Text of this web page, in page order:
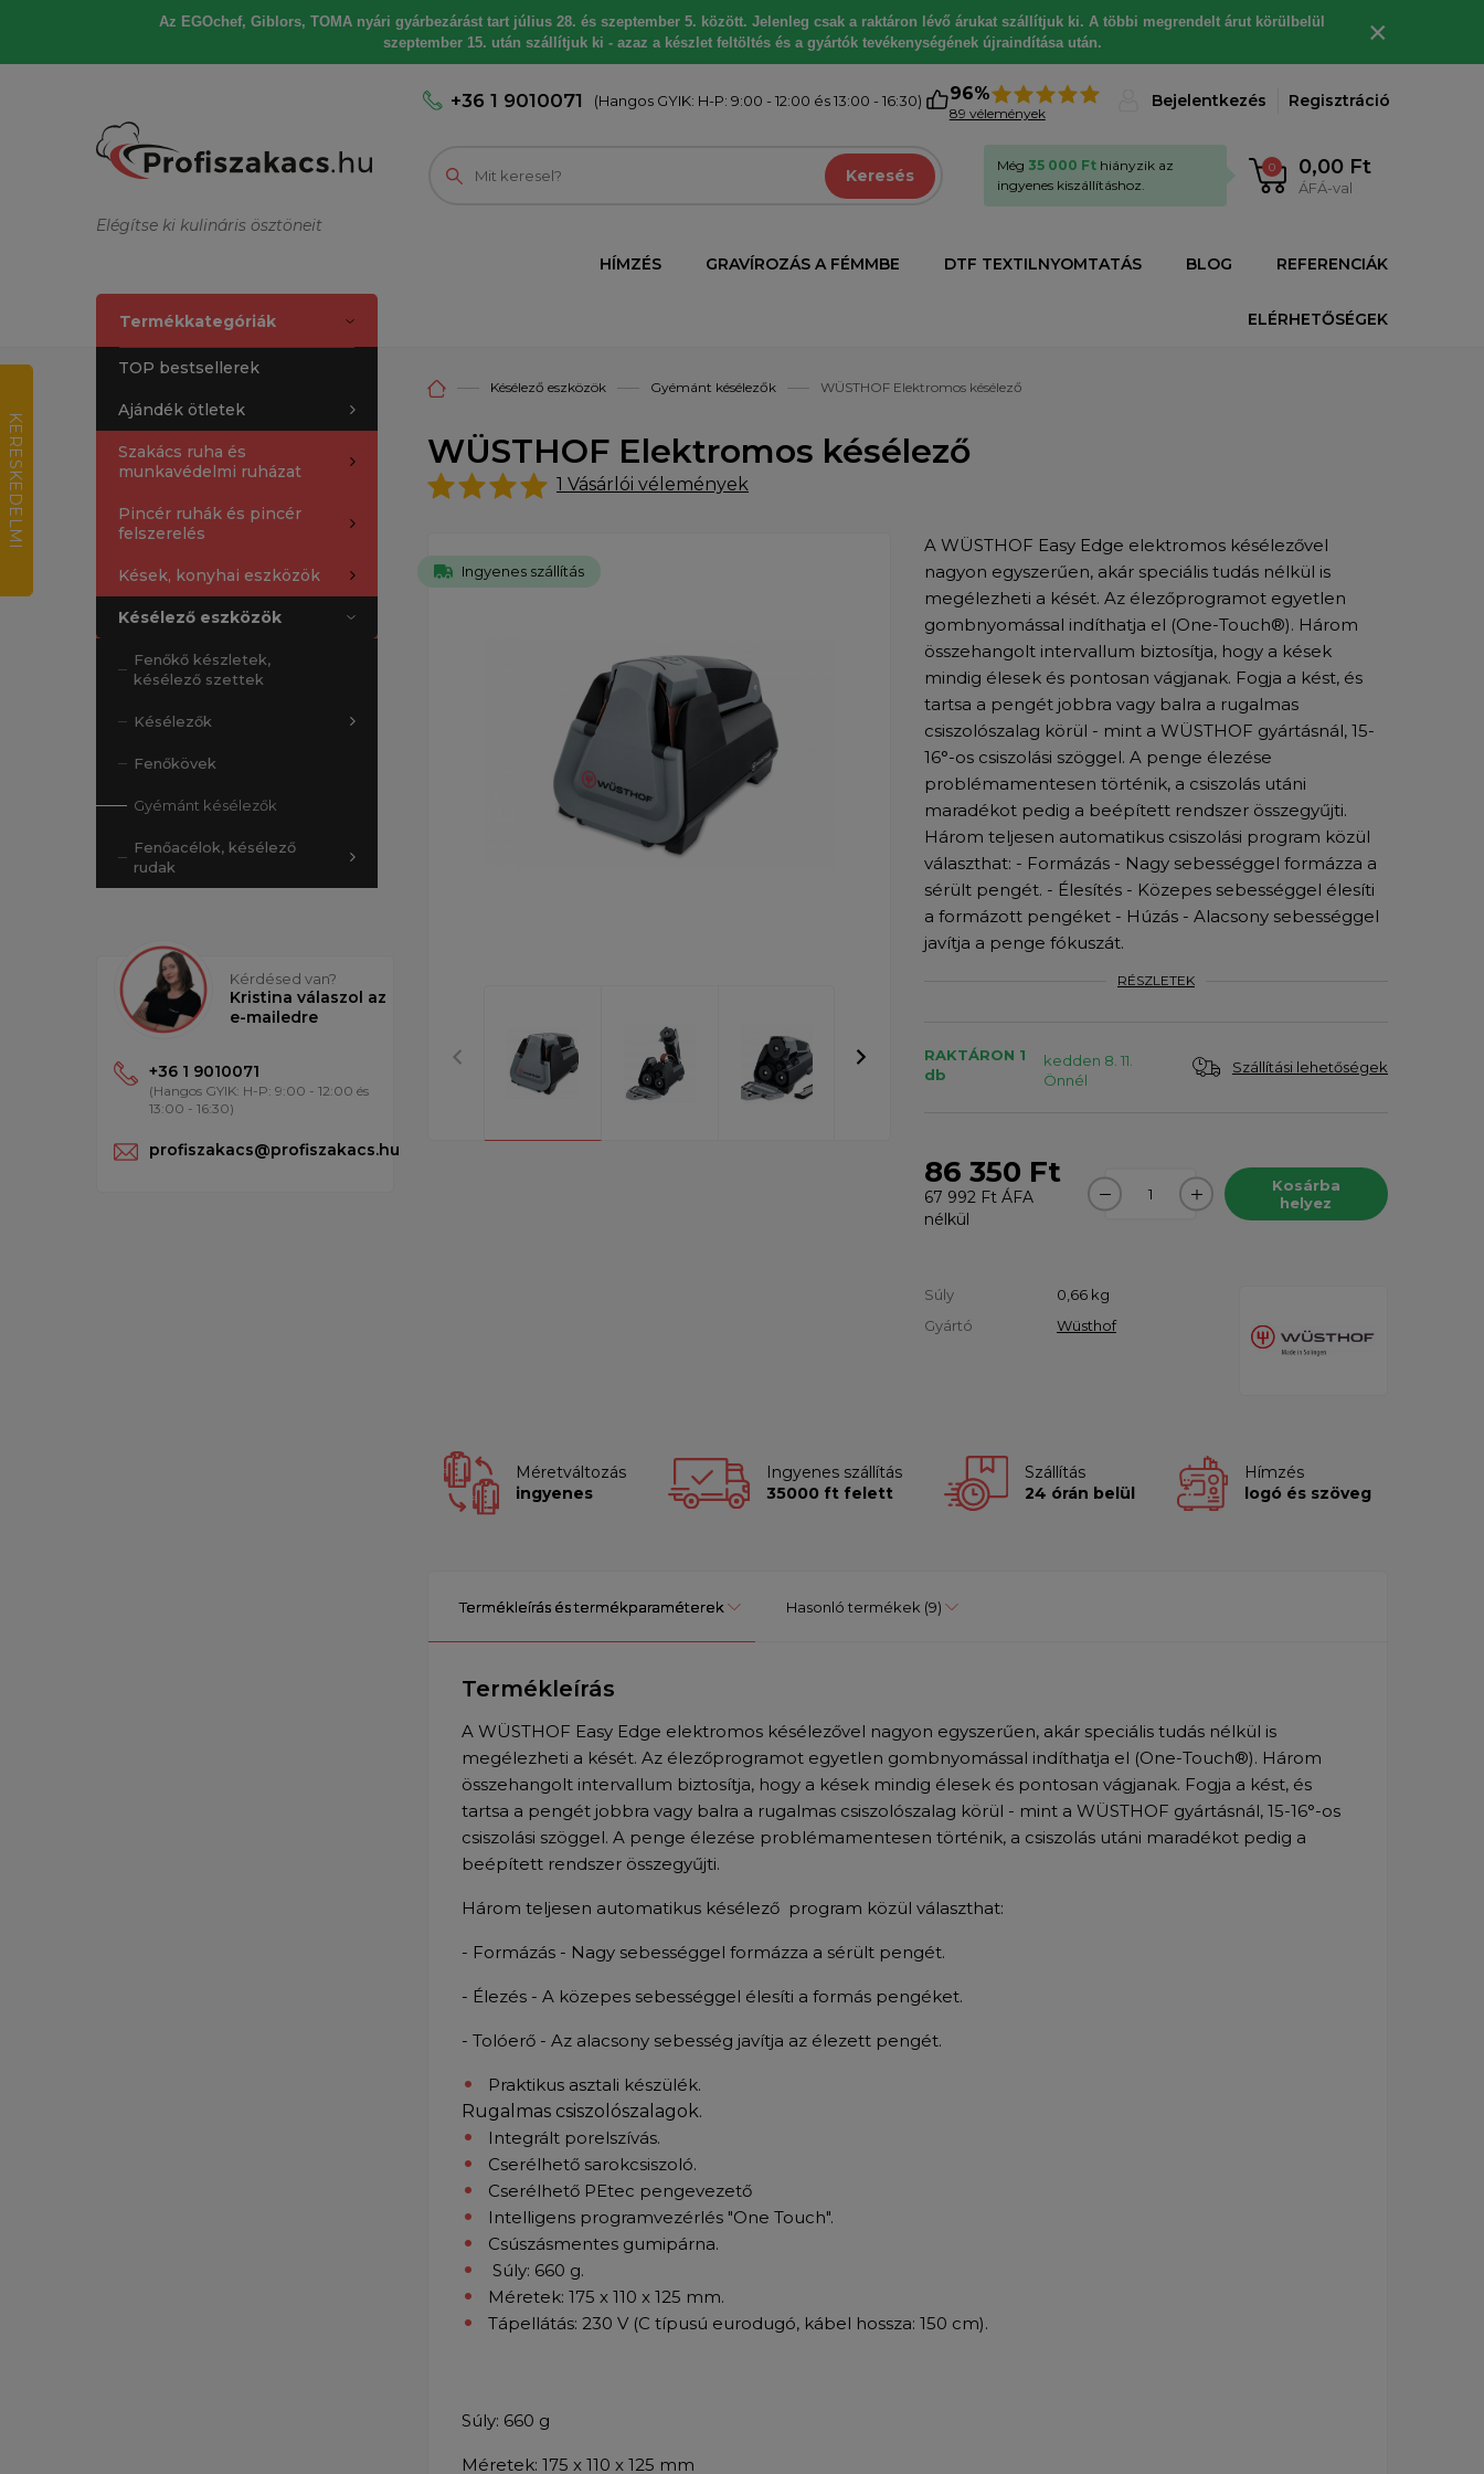
Az EGOchef, Giblors, TOMA nyári gyárbezárást tart július 28. és szeptember 5. között. Jelenleg csak a raktáron lévő árukat szállítjuk ki. A többi megrendelt árut körülbelül
szeptember 15. után szállítjuk ki - azaz a készlet feltöltés és a gyártók tevékenységének újraindítása után.
×
Elégítse ki kulináris ösztöneit
+36 1 9010071 (Hangos GYIK: H-P: 9:00 - 12:00 és 13:00 - 16:30) 96%
89 vélemények
Bejelentkezés Regisztráció
Keresés 0 0,00 Ft
ÁFÁ-val
Még 35 000 Ft hiányzik az
ingyenes kiszállításhoz.
HÍMZÉS GRAVÍROZÁS A FÉMMBE DTF TEXTILNYOMTATÁS BLOG REFERENCIÁK
ELÉRHETŐSÉGEK
Termékkategóriák
TOP bestsellerek
Ajándék ötletek
Szakács ruha és
munkavédelmi ruházat
Pincér ruhák és pincér
felszerelés
Kések, konyhai eszközök
Késélező eszközök
Fenőkő készletek,
késélező szettek
Késélezők
Fenőkövek
Gyémánt késélezők
Fenőacélok, késélező
rudak
Kérdésed van?
Kristina válaszol az
e-mailedre
+36 1 9010071
(Hangos GYIK: H-P: 9:00 - 12:00 és
13:00 - 16:30)
profiszakacs@profiszakacs.hu
Késélező eszközök Gyémánt késélezők WÜSTHOF Elektromos késélező
WÜSTHOF Elektromos késélező
1 Vásárlói vélemények
Ingyenes szállítás
A WÜSTHOF Easy Edge elektromos késélezővel
nagyon egyszerűen, akár speciális tudás nélkül is
megélezheti a kését. Az élezőprogramot egyetlen
gombnyomással indíthatja el (One-Touch®). Három
összehangolt intervallum biztosítja, hogy a kések
mindig élesek és pontosan vágjanak. Fogja a kést, és
tartsa a pengét jobbra vagy balra a rugalmas
csiszolószalag körül - mint a WÜSTHOF gyártásnál, 15-
16°-os csiszolási szöggel. A penge élezése
problémamentesen történik, a csiszolás utáni
maradékot pedig a beépített rendszer összegyűjti.
Három teljesen automatikus csiszolási program közül
választhat: - Formázás - Nagy sebességgel formázza a
sérült pengét. - Élesítés - Közepes sebességgel élesíti
a formázott pengéket - Húzás - Alacsony sebességgel
javítja a penge fókuszát.
RÉSZLETEK
RAKTÁRON 1
db
kedden 8. 11.
Önnél
Szállítási lehetőségek
86 350 Ft
67 992 Ft ÁFA
nélkül
Kosárba
helyez
Súly 0,66 kg
Gyártó
Wüsthof
Méretváltozás
ingyenes
Ingyenes szállítás
35000 ft felett
Szállítás
24 órán belül
Hímzés
logó és szöveg
Termékleírás és termékparaméterek Hasonló termékek (9)
Termékleírás
A WÜSTHOF Easy Edge elektromos késélezővel nagyon egyszerűen, akár speciális tudás nélkül is
megélezheti a kését. Az élezőprogramot egyetlen gombnyomással indíthatja el (One-Touch®). Három
összehangolt intervallum biztosítja, hogy a kések mindig élesek és pontosan vágjanak. Fogja a kést, és
tartsa a pengét jobbra vagy balra a rugalmas csiszolószalag körül - mint a WÜSTHOF gyártásnál, 15-16°-os
csiszolási szöggel. A penge élezése problémamentesen történik, a csiszolás utáni maradékot pedig a
beépített rendszer összegyűjti.
Három teljesen automatikus késélező program közül választhat:
- Formázás - Nagy sebességgel formázza a sérült pengét.
- Élezés - A közepes sebességgel élesíti a formás pengéket.
- Tolóerő - Az alacsony sebesség javítja az élezett pengét.
Praktikus asztali készülék.
Rugalmas csiszolószalagok.
Integrált porelszívás.
Cserélhető sarokcsiszoló.
Cserélhető PEtec pengevezető
Intelligens programvezérlés "One Touch".
Csúszásmentes gumipárna.
Súly: 660 g.
Méretek: 175 x 110 x 125 mm.
Tápellátás: 230 V (C típusú eurodugó, kábel hossza: 150 cm).
Súly: 660 g
Méretek: 175 x 110 x 125 mm
K
E
R
E
S
K
E
D
E
L
M
I
R
T
É
K
E
L
É